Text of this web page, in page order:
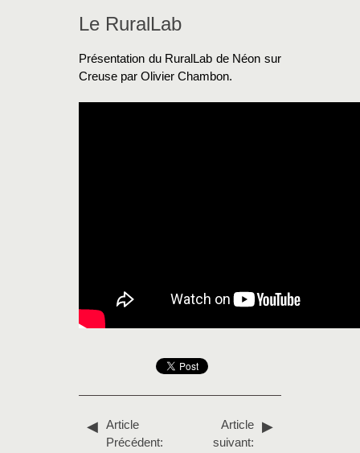
Le RuralLab
Présentation du RuralLab de Néon sur
Creuse par Olivier Chambon.
Article
Précédent:
Article
suivant: